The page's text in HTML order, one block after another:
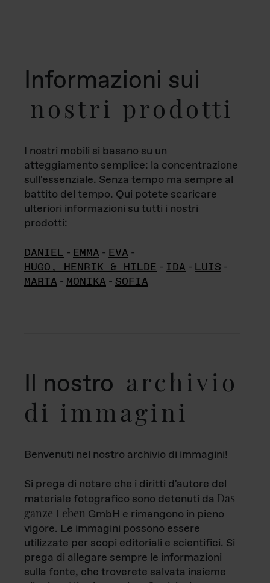
Informazioni sui
nostri prodotti
I nostri mobili si basano su un
atteggiamento semplice: la concentrazione
sull'essenziale. Senza tempo ma sempre al
battito del tempo. Qui potete scaricare
ulteriori informazioni su tutti i nostri
prodotti:
DANIEL - EMMA - EVA -
HUGO, HENRIK & HILDE - IDA - LUIS -
MARTA - MONIKA - SOFIA
Il nostro archivio
di immagini
Benvenuti nel nostro archivio di immagini!
Si prega di notare che i diritti d'autore del
materiale fotografico sono detenuti da Das
ganze Leben GmbH e rimangono in pieno
vigore. Le immagini possono essere
utilizzate per scopi editoriali e scientifici. Si
prega di allegare sempre le informazioni
sulla fonte, che troverete salvata insieme